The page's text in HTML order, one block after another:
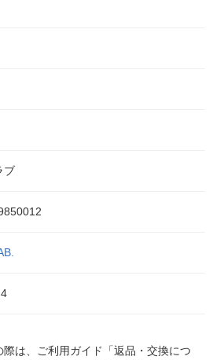
ブ
際は、ご利用ガイド「返品・交換につ